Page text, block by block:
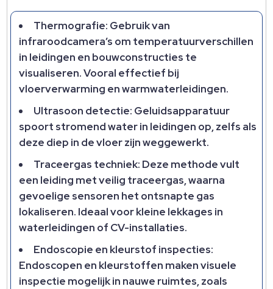
Thermografie: Gebruik van
infraroodcamera’s om temperatuurverschillen
in leidingen en bouwconstructies te
visualiseren. Vooral effectief bij
vloerverwarming en warmwaterleidingen.
Ultrasoon detectie: Geluidsapparatuur
spoort stromend water in leidingen op, zelfs als
deze diep in de vloer zijn weggewerkt.
Traceergas techniek: Deze methode vult
een leiding met veilig traceergas, waarna
gevoelige sensoren het ontsnapte gas
lokaliseren. Ideaal voor kleine lekkages in
waterleidingen of CV-installaties.
Endoscopie en kleurstof inspecties:
Endoscopen en kleurstoffen maken visuele
inspectie mogelijk in nauwe ruimtes, zoals